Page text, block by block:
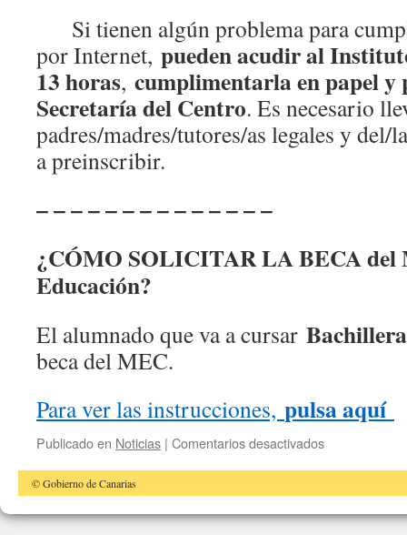
Si tienen algún problema para
por Internet, pueden acudir al
13 horas, cumplimentarla en papel y
Secretaría del Centro. Es necesario
padres/madres/tutores/as legales y del/
a preinscribir.
– – – – – – – – – – – – – –
¿CÓMO SOLICITAR LA BECA del
Educación?
El alumnado que va a cursar
beca del MEC.
Para ver las instrucciones, pulsa aquí
Publicado en Noticias | Comentarios desactivadosen
PLAZAS
2023-
© Gobierno de Canarias